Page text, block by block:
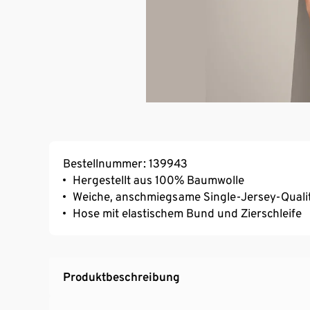
Bestellnummer: 139943
Hergestellt aus 100% Baumwolle
Weiche, anschmiegsame Single-Jersey-
Hose mit elastischem Bund und Zierschleife
Produktbeschreibung